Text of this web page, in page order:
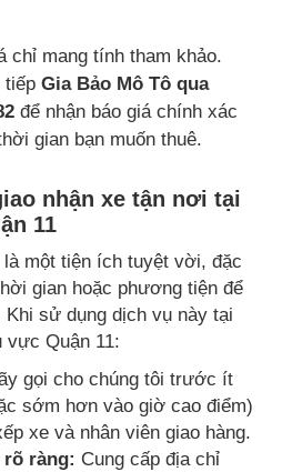
chỉ mang tính tham khảo.
tiếp Gia Bảo Mô Tô qua
để nhận báo giá chính xác
gian bạn muốn thuê.
nhận xe tận nơi tại
11
một tiện ích tuyệt vời, đặc
gian hoặc phương tiện để
sử dụng dịch vụ này tại
vực Quận 11:
gọi cho chúng tôi trước ít
sớm hơn vào giờ cao điểm)
xe và nhân viên giao hàng.
ràng: Cung cấp địa chỉ